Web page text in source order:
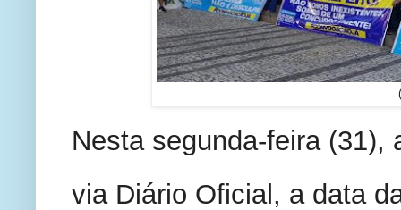
Nesta segunda-feira (31),
via Diário Oficial, a data